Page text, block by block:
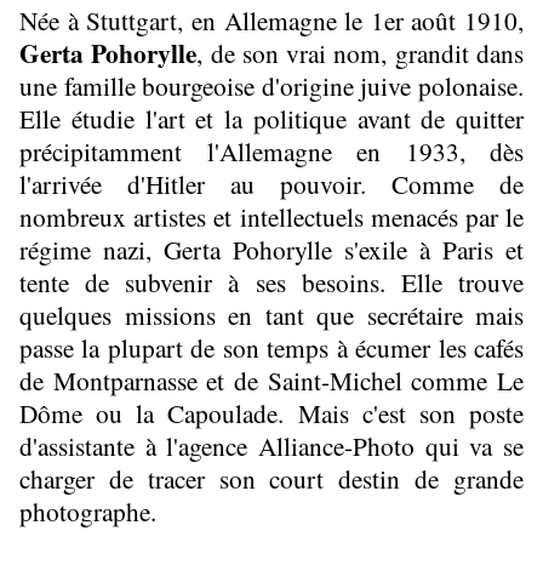
Née à Stuttgart, en Allemagne le 1er août 1910,
Gerta Pohorylle, de son vrai nom, grandit dans
une famille bourgeoise d'origine juive polonaise.
Elle étudie l'art et la politique avant de quitter
précipitamment l'Allemagne en 1933, dès
l'arrivée d'Hitler au pouvoir. Comme de
nombreux artistes et intellectuels menacés par le
régime nazi, Gerta Pohorylle s'exile à Paris et
tente de subvenir à ses besoins. Elle trouve
quelques missions en tant que secrétaire mais
passe la plupart de son temps à écumer les cafés
de Montparnasse et de Saint-Michel comme Le
Dôme ou la Capoulade. Mais c'est son poste
d'assistante à l'agence Alliance-Photo qui va se
charger de tracer son court destin de grande
photographe.